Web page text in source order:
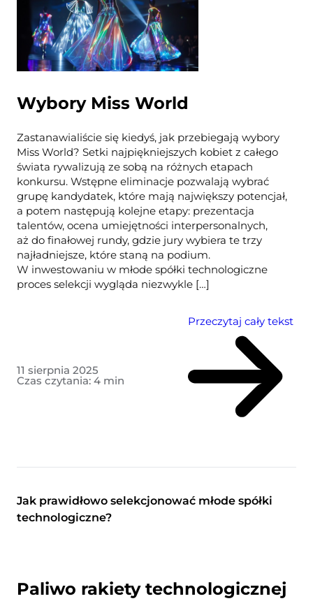
Wybory Miss World
Zastanawialiście się kiedyś, jak przebiegają wybory
Miss World? Setki najpiękniejszych kobiet z całego
świata rywalizują ze sobą na różnych etapach
konkursu. Wstępne eliminacje pozwalają wybrać
grupę kandydatek, które mają największy potencjał,
a potem następują kolejne etapy: prezentacja
talentów, ocena umiejętności interpersonalnych,
aż do finałowej rundy, gdzie jury wybiera te trzy
najładniejsze, które staną na podium.
W inwestowaniu w młode spółki technologiczne
proces selekcji wygląda niezwykle […]
11 sierpnia 2025
Czas czytania: 4 min
Przeczytaj cały tekst
Jak prawidłowo selekcjonować młode spółki
technologiczne?
Paliwo rakiety technologicznej